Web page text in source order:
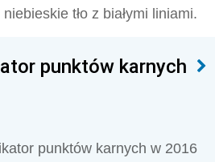
tło z białymi liniami.
punktów karnych
punktów karnych w 2016